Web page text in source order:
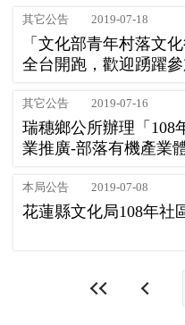
其它公告 2019-07-18
「文化部青年村落文
全台開跑，歡迎踴躍參
其它公告 2019-07-16
瑞穗鄉公所辦理「108
業推廣-部落有機產業
本局公告 2019-07-08
花蓮縣文化局108年社